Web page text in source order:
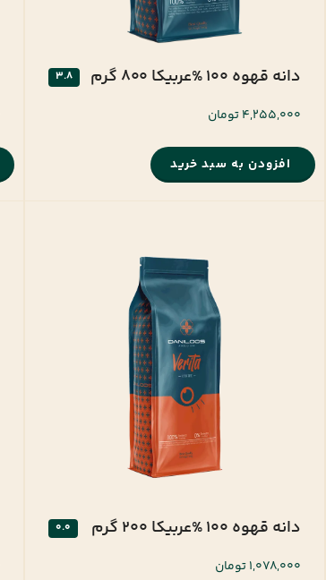
دانه قهوه 100 %عربیکا 800 گرم 3.8
4,255,000 تومان
افزودن به سبد خرید
دانه قهوه 100 %عربیکا 200 گرم 0.0
1,078,000 تومان